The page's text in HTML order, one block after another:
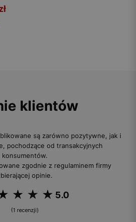
klientów
są zarówno pozytywne, jak i
pochodzące od transakcyjnych
konsumentów.
zgodnie z regulaminem firmy
opinie.
5.0
(1 recenzji)